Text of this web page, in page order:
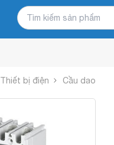
Thiết bị điện Cầu dao